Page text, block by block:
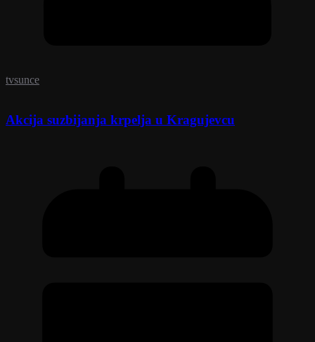
tvsunce
Akcija suzbijanja krpelja u Kragujevcu